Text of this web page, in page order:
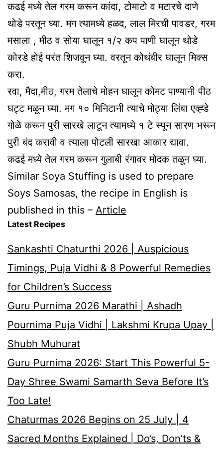
कढई मध्ये तेल गरम करून कांदा, टोमाटो व मटारचे दाणे
थोडे परतून घ्या. मग त्यामध्ये हळद, लाल मिरची पावडर, गरम
मसाला , मीठ व सोया घालून १/२ कप पाणी घालून थोडे
कोरडे होई परंत शिजवून घ्या. वरतून कोथंबीर घालून मिक्स
करा.
रवा, मैदा,मीठ, गरम तेलाचे मोहन घालून कोमट पाण्यानी पीठ
घट्ट मळून घ्या. मग १० मिनिटानी त्याचे मोठ्या लिंबा एव्ह्डे
गोळे करून पुरी सारखे लाटून त्यामध्ये १ टे स्पून सारण भरून
पुरी बंद करावी व त्याला पोटली सारखा आकार द्यावा.
कढई मध्ये तेल गरम करून गुलाबी रंगावर मोदक तळून घ्या.
Similar Soya Stuffing is used to prepare
Soys Samosas, the recipe in English is
published in this – Article
Latest Recipes
Sankashti Chaturthi 2026 | Auspicious
Timings, Puja Vidhi & 8 Powerful Remedies
for Children’s Success
Guru Purnima 2026 Marathi | Ashadh
Pournima Puja Vidhi | Lakshmi Krupa Upay |
Shubh Muhurat
Guru Purnima 2026: Start This Powerful 5-
Day Shree Swami Samarth Seva Before It’s
Too Late!
Chaturmas 2026 Begins on 25 July | 4
Sacred Months Explained | Do’s, Don’ts &